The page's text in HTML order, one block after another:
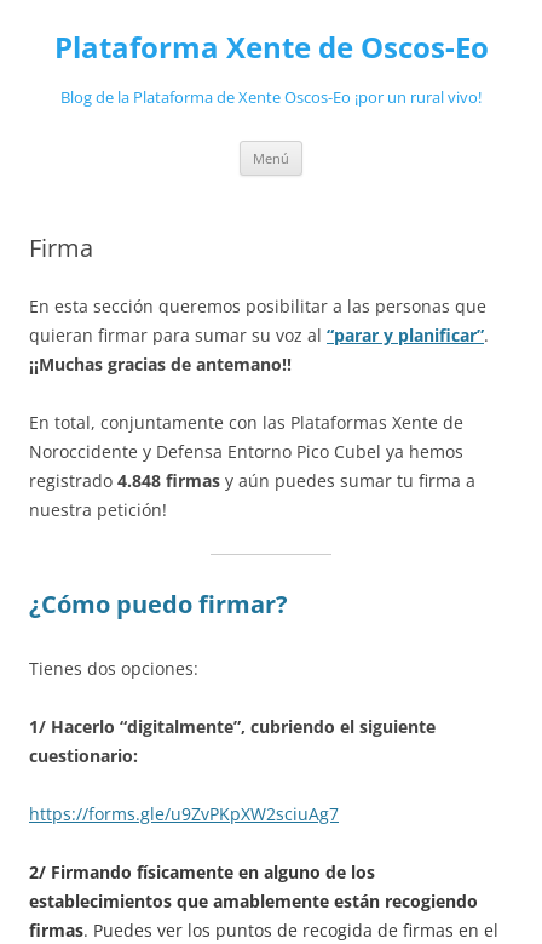
Plataforma Xente de Oscos-Eo
Blog de la Plataforma de Xente Oscos-Eo ¡por un rural vivo!
Menú
Firma
En esta sección queremos posibilitar a las personas que
quieran firmar para sumar su voz al “parar y planificar”.
¡¡Muchas gracias de antemano!!
En total, conjuntamente con las Plataformas Xente de
Noroccidente y Defensa Entorno Pico Cubel ya hemos
registrado 4.848 firmas y aún puedes sumar tu firma a
nuestra petición!
¿Cómo puedo firmar?
Tienes dos opciones:
1/ Hacerlo “digitalmente”, cubriendo el siguiente
cuestionario:
https://forms.gle/u9ZvPKpXW2sciuAg7
2/ Firmando físicamente en alguno de los
establecimientos que amablemente están recogiendo
firmas. Puedes ver los puntos de recogida de firmas en el